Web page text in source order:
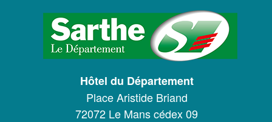
Sarthe
Infrastructures routières, mobilités et
réseaux électriques
Jeunesse, éducation, citoyenneté et
enseignement supérieur
Culture, sport, tourisme et patrimoine
CONSEIL
DÉPARTEMENTAL
Hôtel du Département
Place Aristide Briand
72072 Le Mans cédex 09